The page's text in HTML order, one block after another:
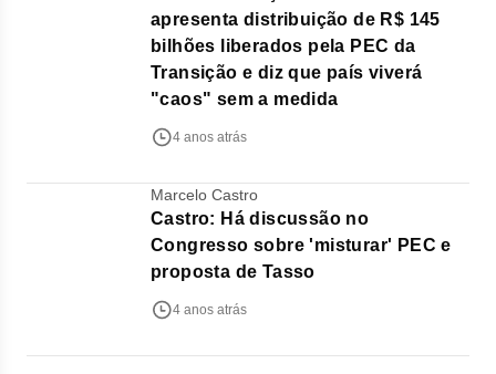
apresenta distribuição de R$ 145
bilhões liberados pela PEC da
Transição e diz que país viverá
"caos" sem a medida
4 anos atrás
Marcelo Castro
Castro: Há discussão no
Congresso sobre 'misturar' PEC e
proposta de Tasso
4 anos atrás